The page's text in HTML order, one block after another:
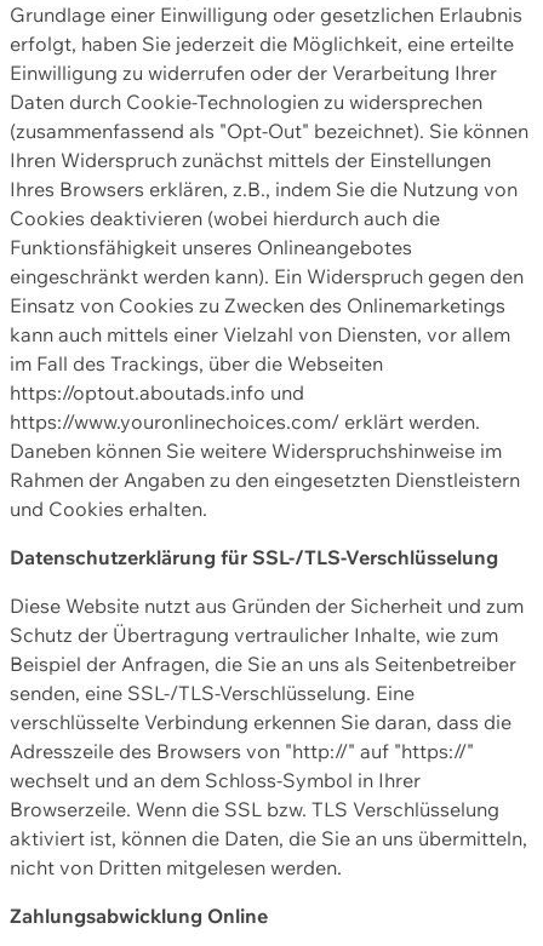
Grundlage einer Einwilligung oder gesetzlichen Erlaubnis
erfolgt, haben Sie jederzeit die Möglichkeit, eine erteilte
Einwilligung zu widerrufen oder der Verarbeitung Ihrer
Daten durch Cookie-Technologien zu widersprechen
(zusammenfassend als "Opt-Out" bezeichnet). Sie können
Ihren Widerspruch zunächst mittels der Einstellungen
Ihres Browsers erklären, z.B., indem Sie die Nutzung von
Cookies deaktivieren (wobei hierdurch auch die
Funktionsfähigkeit unseres Onlineangebotes
eingeschränkt werden kann). Ein Widerspruch gegen den
Einsatz von Cookies zu Zwecken des Onlinemarketings
kann auch mittels einer Vielzahl von Diensten, vor allem
im Fall des Trackings, über die Webseiten
https://optout.aboutads.info und
https://www.youronlinechoices.com/ erklärt werden.
Daneben können Sie weitere Widerspruchshinweise im
Rahmen der Angaben zu den eingesetzten Dienstleistern
und Cookies erhalten.
Datenschutzerklärung für SSL-/TLS-Verschlüsselung
Diese Website nutzt aus Gründen der Sicherheit und zum
Schutz der Übertragung vertraulicher Inhalte, wie zum
Beispiel der Anfragen, die Sie an uns als Seitenbetreiber
senden, eine SSL-/TLS-Verschlüsselung. Eine
verschlüsselte Verbindung erkennen Sie daran, dass die
Adresszeile des Browsers von "http://" auf "https://"
wechselt und an dem Schloss-Symbol in Ihrer
Browserzeile. Wenn die SSL bzw. TLS Verschlüsselung
aktiviert ist, können die Daten, die Sie an uns übermitteln,
nicht von Dritten mitgelesen werden.
Zahlungsabwicklung Online